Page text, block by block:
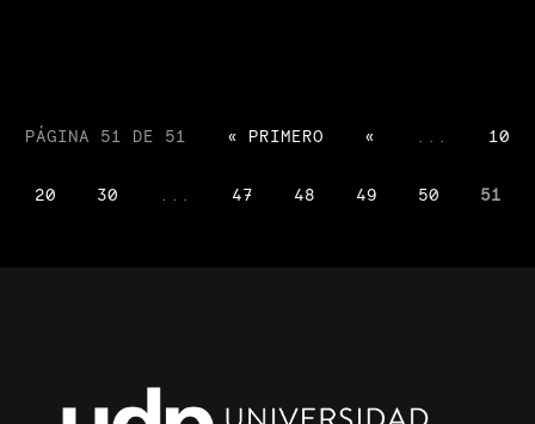
PÁGINA 51 DE 51 « PRIMERO « 10
20 30 47 48 49 50 51